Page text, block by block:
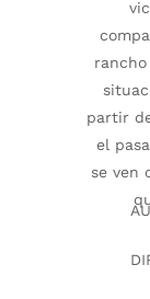
partir
el
se ven